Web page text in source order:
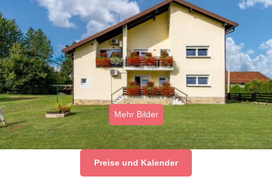
Mehr Bilder
Preise und Kalender